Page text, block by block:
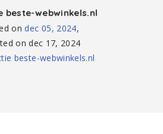
beste-webwinkels.nl
ondec 05, 2024,
ondec 17, 2024
beste-webwinkels.nl